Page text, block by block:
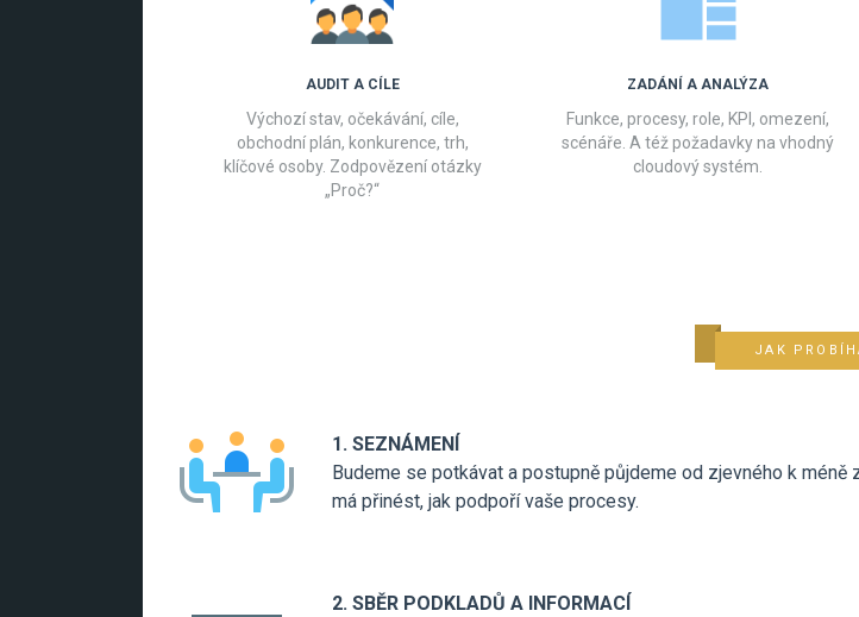
AUDIT A CÍLE
Výchozí stav, očekávání, cíle,
obchodní plán, konkurence, trh,
klíčové osoby. Zodpovězení otázky
„Proč?“
ZADÁNÍ A ANALÝZA
Funkce, procesy, role, KPI, omezení,
scénáře. A též požadavky na vhodný
cloudový systém.
JAK
1. SEZNÁMENÍ
Budeme se potkávat a postupně půjdeme od zjevného k
má přinést, jak podpoří vaše procesy.
2. SBĚR PODKLADŮ A INFORMACÍ